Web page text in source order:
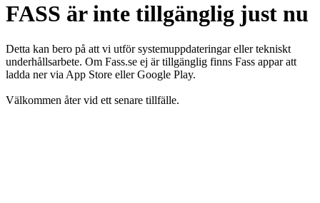
FASS är inte tillgänglig just nu
Detta kan bero på att vi utför systemuppdateringar eller tekniskt
underhållsarbete. Om Fass.se ej är tillgänglig finns Fass appar att
ladda ner via App Store eller Google Play.
Välkommen åter vid ett senare tillfälle.